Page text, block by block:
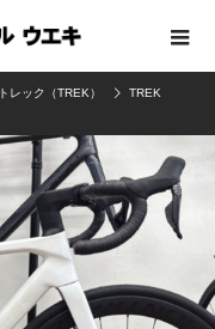
トレック（TREK）
TREK